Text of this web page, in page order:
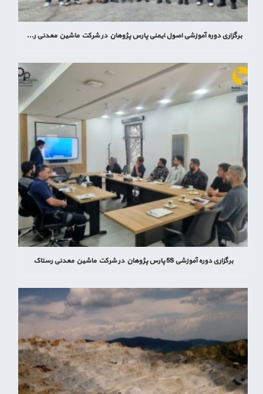
برگزاری دوره آموزشی اصول ایمنی پارس پژوهان در شرکت ماشین معدنی رستاک
برگزاری دوره آموزشی 5S پارس پژوهان در شرکت ماشین معدنی رستاک